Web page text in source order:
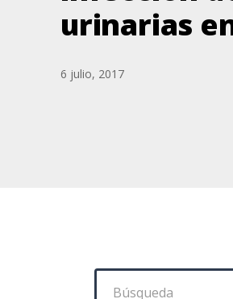
urinarias
6 julio, 2017
Buscar: